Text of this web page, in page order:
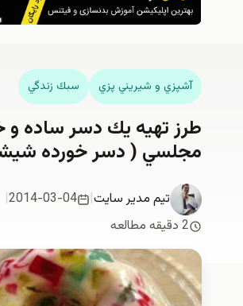
و شيريني پزي سبك زندگي
يك دسر ساده و خوشمزه
( دسر خورده شيشه)
مدیر سایت|
2014-03-04
|